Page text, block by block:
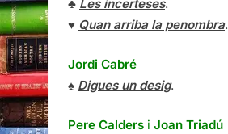
♣ Les incerteses.
♥ Quan arriba la penombra.
Jordi Cabré
♠ Digues un desig.
Pere Calders i Joan Triadú